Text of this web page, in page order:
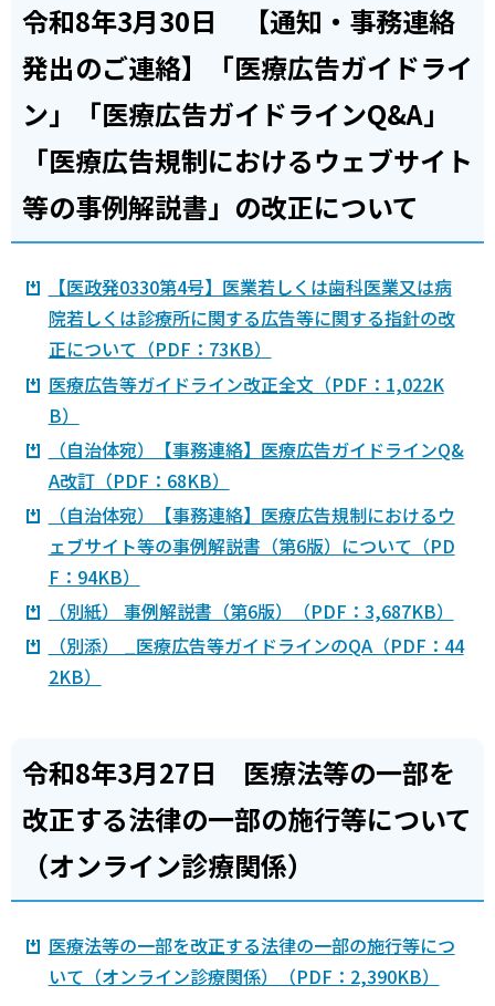
令和8年3月30日 【通知・事務連絡
発出のご連絡】「医療広告ガイドライ
ン」「医療広告ガイドラインQ&A」
「医療広告規制におけるウェブサイト
等の事例解説書」の改正について
【医政発0330第4号】医業若しくは歯科医業又は病
院若しくは診療所に関する広告等に関する指針の改
正について（PDF：73KB）
医療広告等ガイドライン改正全文（PDF：1,022K
B）
（自治体宛）【事務連絡】医療広告ガイドラインQ&
A改訂（PDF：68KB）
（自治体宛）【事務連絡】医療広告規制におけるウ
ェブサイト等の事例解説書（第6版）について（PD
F：94KB）
（別紙） 事例解説書（第6版）（PDF：3,687KB）
（別添） _医療広告等ガイドラインのQA（PDF：44
2KB）
令和8年3月27日 医療法等の一部を
改正する法律の一部の施行等について
（オンライン診療関係）
医療法等の一部を改正する法律の一部の施行等につ
いて（オンライン診療関係）（PDF：2,390KB）